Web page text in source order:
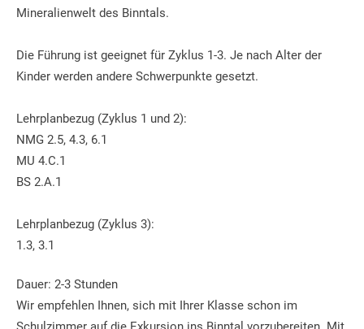
Mineralienwelt des Binntals.
Die Führung ist geeignet für Zyklus 1-3. Je nach Alter der
Kinder werden andere Schwerpunkte gesetzt.
Lehrplanbezug (Zyklus 1 und 2):
NMG 2.5, 4.3, 6.1
MU 4.C.1
BS 2.A.1
Lehrplanbezug (Zyklus 3):
1.3, 3.1
Dauer: 2-3 Stunden
Wir empfehlen Ihnen, sich mit Ihrer Klasse schon im